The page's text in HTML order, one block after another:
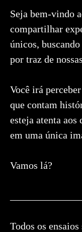
Seja bem-vindo
compartilhar
únicos,
por traz de
Você irá
que contam
esteja atenta aos
em uma única
Vamos lá?
Todos os